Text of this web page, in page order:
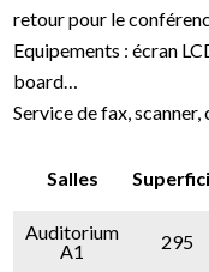
retour pour le
Equipements : écran
board…
Service de fax,
Salles
Auditorium
A1
295